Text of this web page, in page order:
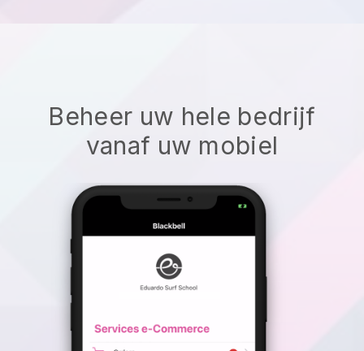
Beheer uw hele bedrijf
vanaf uw mobiel